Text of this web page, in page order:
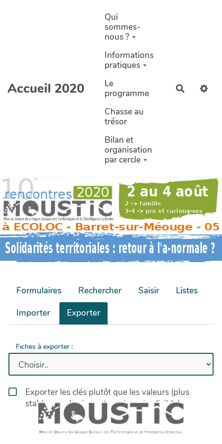
Aller au contenu principal
Accueil 2020
Qui
sommes-
nous ?
Informations
pratiques
Le
programme
Chasse au
trésor
Bilan et
organisation
par cercle
Formulaires Rechercher Saisir
Listes
Importer
Exporter
Fiches à exporter :
Exporter les clés plutôt que les valeurs (plus
stable pour les imports mais moins lisible)